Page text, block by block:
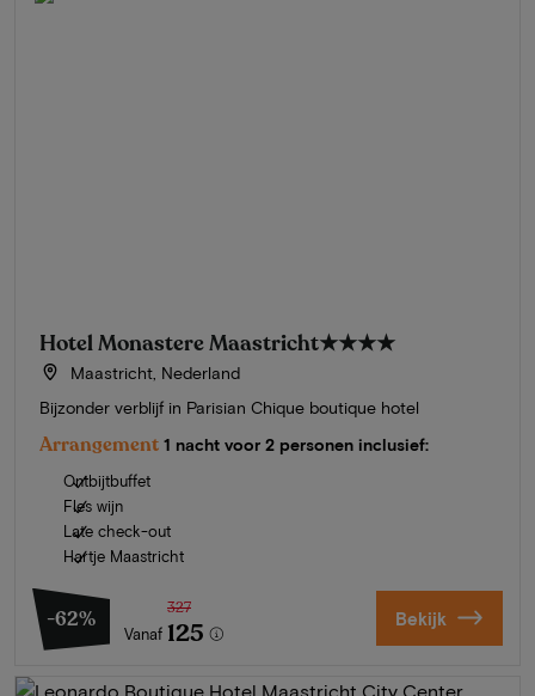
Hotel Monastere Maastricht★★★★
Maastricht, Nederland
Bijzonder verblijf in Parisian Chique boutique hotel
Arrangement 1 nacht voor 2 personen inclusief:
Ontbijtbuffet
Fles wijn
Late check-out
Hartje Maastricht
-62%
Vanaf
327
125 Bekijk